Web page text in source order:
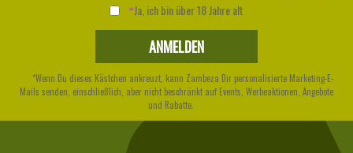
Ja, ich bin über 18 Jahre alt
*Wenn Du dieses Kästchen ankreuzt, kann Zambeza Dir personalisierte Marketing-E-
Mails senden, einschließlich, aber nicht beschränkt auf Events, Werbeaktionen, Angebote
und Rabatte.